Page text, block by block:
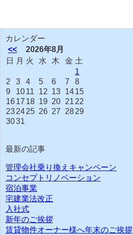
カレンダー
<<
2026年8月
日
月 火 水 木 金 土
1
2
3 4 5 6 7
8
9
1011 12 13 1415
1617 18 19 20 21 22
232425 26 27 2829
3031
最新の記事
管理会社乗り換えキャンペーン
コンセプトリノベーション
宿泊事業
宅建業法改正
入社式
新年のご挨拶
賃貸物件オーナー様へ年末のご挨拶